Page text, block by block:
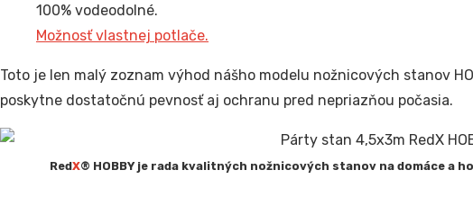
100% vodeodolné.
Možnosť vlastnej potlače.
Toto je len malý zoznam výhod nášho modelu nožnicových stanov
poskytne dostatočnú pevnosť aj ochranu pred nepriazňou počasia.
RedX® HOBBY je rada kvalitných nožnicových stanov na domáce a